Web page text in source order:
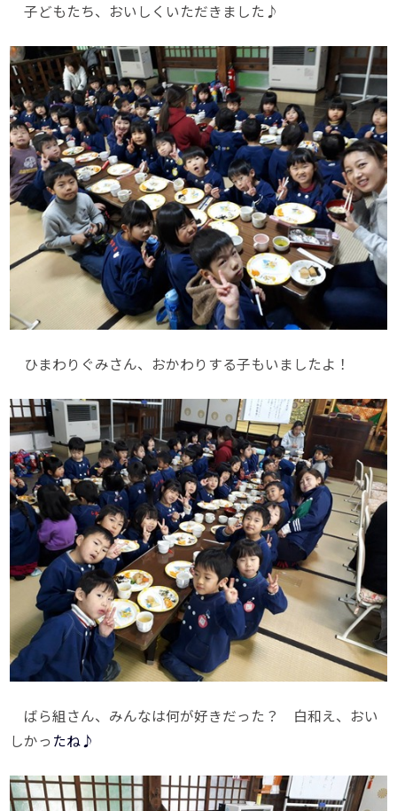
子どもたち、おいしくいただきました♪
ひまわりぐみさん、おかわりする子もいましたよ！
ばら組さん、みんなは何が好きだった？ 白和え、おい
しかっ たね♪